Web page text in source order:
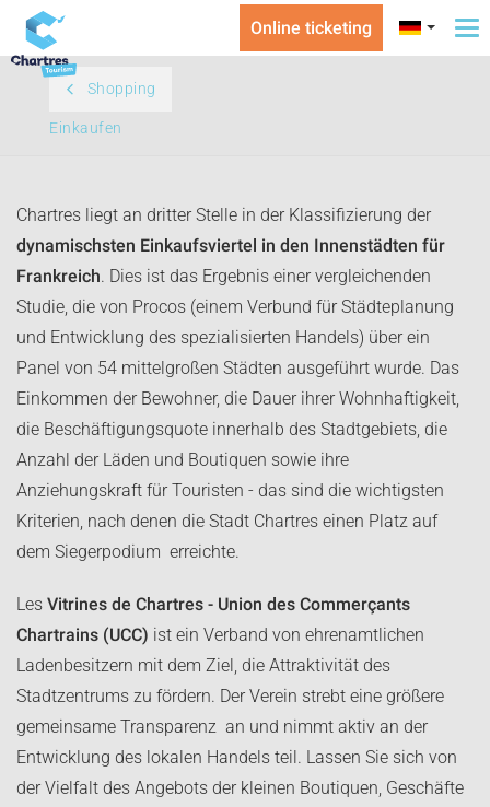
Online ticketing
Shopping
Einkaufen
Chartres liegt an dritter Stelle in der Klassifizierung der
dynamischsten Einkaufsviertel in den Innenstädten für
Frankreich. Dies ist das Ergebnis einer vergleichenden
Studie, die von Procos (einem Verbund für Städteplanung
und Entwicklung des spezialisierten Handels) über ein
Panel von 54 mittelgroßen Städten ausgeführt wurde. Das
Einkommen der Bewohner, die Dauer ihrer Wohnhaftigkeit,
die Beschäftigungsquote innerhalb des Stadtgebiets, die
Anzahl der Läden und Boutiquen sowie ihre
Anziehungskraft für Touristen - das sind die wichtigsten
Kriterien, nach denen die Stadt Chartres einen Platz auf
dem Siegerpodium erreichte.
Les Vitrines de Chartres - Union des Commerçants
Chartrains (UCC) ist ein Verband von ehrenamtlichen
Ladenbesitzern mit dem Ziel, die Attraktivität des
Stadtzentrums zu fördern. Der Verein strebt eine größere
gemeinsame Transparenz an und nimmt aktiv an der
Entwicklung des lokalen Handels teil. Lassen Sie sich von
der Vielfalt des Angebots der kleinen Boutiquen, Geschäfte